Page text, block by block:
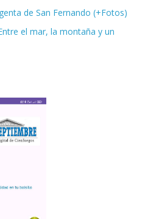
de San Fernando (+Fotos)
el mar, la montaña y un